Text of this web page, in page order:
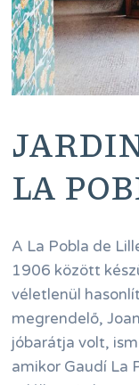
LA
A La Pobla de
1906 között
véletlenül
megrendelő,
jóbarátja volt,
amikor Gaudí La